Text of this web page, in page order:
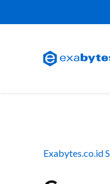
Exabytes.co.id